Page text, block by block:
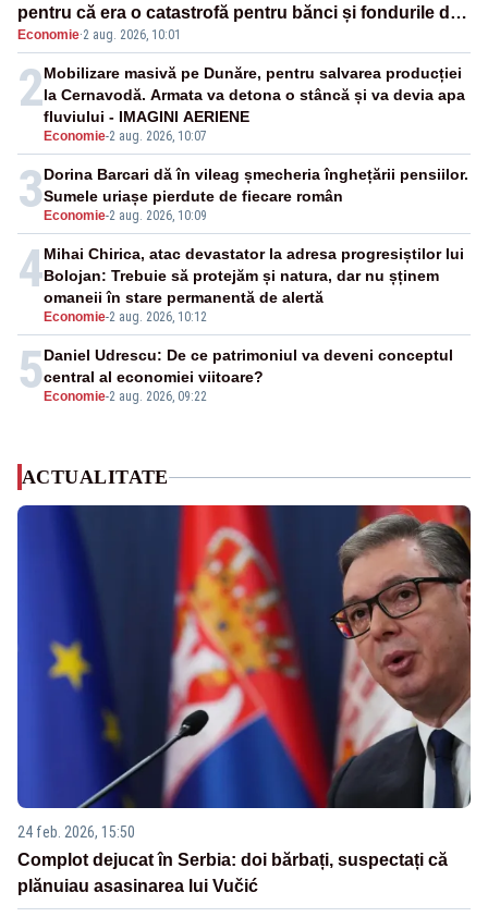
pentru că era o catastrofă pentru bănci și fondurile de
pensii
Economie·2 aug. 2026, 10:01
2
Economie-2 aug. 2026, 10:07
Mobilizare masivă pe Dunăre, pentru salvarea producției
la Cernavodă. Armata va detona o stâncă și va devia apa
fluviului - IMAGINI AERIENE
3 Economie-2 aug. 2026, 10:09
Dorina Barcari dă în vileag șmecheria înghețării pensiilor.
Sumele uriașe pierdute de fiecare român
4
Economie-2 aug. 2026, 10:12
Mihai Chirica, atac devastator la adresa progresiștilor lui
Bolojan: Trebuie să protejăm și natura, dar nu șținem
omaneii în stare permanentă de alertă
5 Economie-2 aug. 2026, 09:22
Daniel Udrescu: De ce patrimoniul va deveni conceptul
central al economiei viitoare?
ACTUALITATE
24 feb. 2026, 15:50
Complot dejucat în Serbia: doi bărbați, suspectați că
plănuiau asasinarea lui Vučić